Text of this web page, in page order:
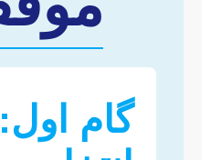
گام اول: